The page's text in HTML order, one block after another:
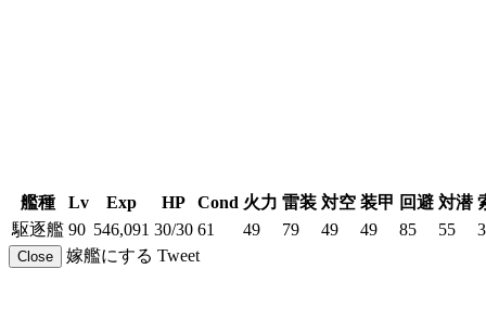
艦種 Lv Exp HP Cond 火力 雷装 対空 装甲 回避 対潜
駆逐艦 90 546,091 30/30 61 49 79 49 49 85 55
Close 嫁艦にする Tweet